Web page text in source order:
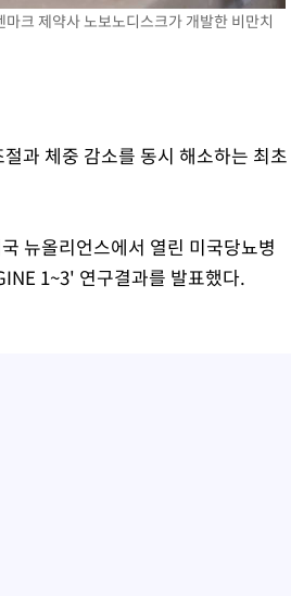
크 제약사 노보노디스크가 개발한 비만치
과 체중 감소를 동시 해소하는 최초
뉴올리언스에서 열린 미국당뇨병
1~3' 연구결과를 발표했다.